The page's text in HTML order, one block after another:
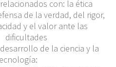
con: la ética
de la verdad, del rigor,
y el valor ante las
dificultades
de la ciencia y la